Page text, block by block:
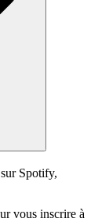
Spotify,
vous inscrire à